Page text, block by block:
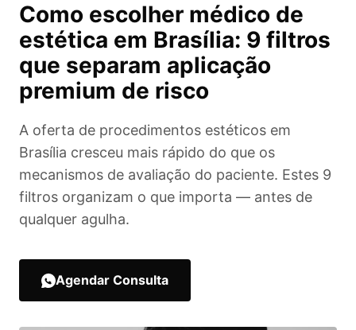
Como escolher médico de
estética em Brasília: 9 filtros
que separam aplicação
premium de risco
A oferta de procedimentos estéticos em
Brasília cresceu mais rápido do que os
mecanismos de avaliação do paciente. Estes 9
filtros organizam o que importa — antes de
qualquer agulha.
Agendar Consulta